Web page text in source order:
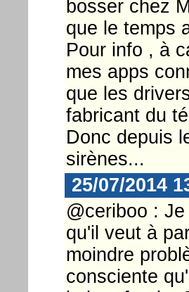
bosser chez
que le temps
Pour info , à
mes apps
que les
fabricant du
Donc depuis
sirènes...
25/07/2014
@ceriboo :
qu'il veut à
moindre
consciente